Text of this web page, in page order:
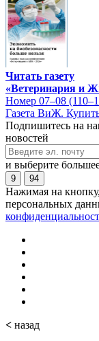
Читать газету
«Ветеринария и
Номер 07–08
Газета ВиЖ.
Подпишитесь на
новостей
и выберите
9 94
Нажимая на
персональных
< назад